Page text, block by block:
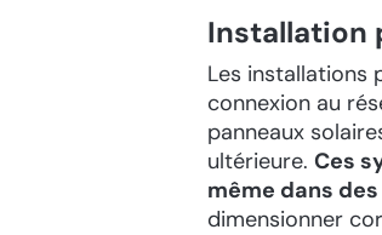
Installation
Les installations
connexion au
panneaux
ultérieure.Ces
même dans
dimensionner